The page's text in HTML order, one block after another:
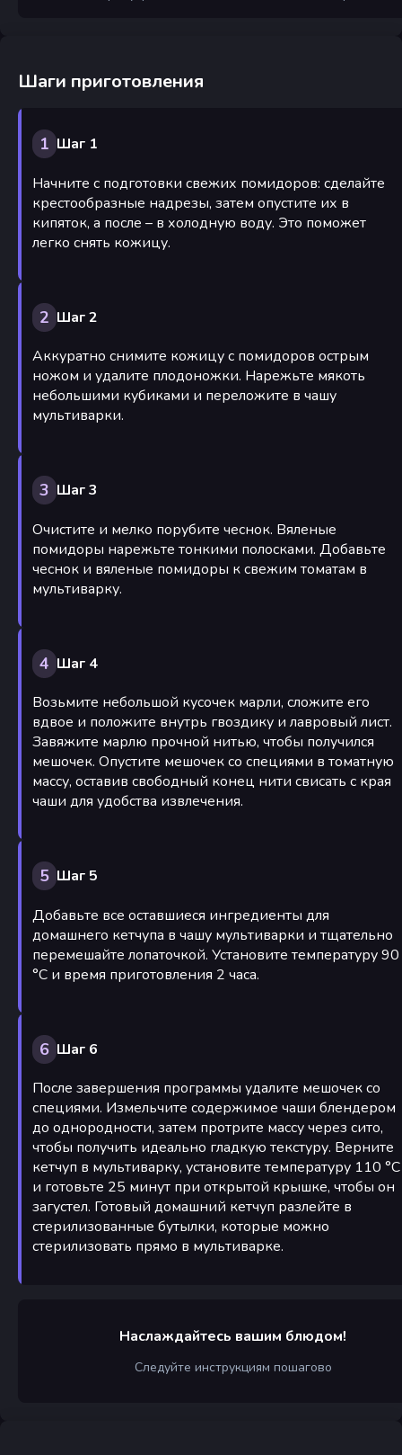
Шаги приготовления
1 Шаг 1
Начните с подготовки свежих помидоров: сделайте
крестообразные надрезы, затем опустите их в
кипяток, а после – в холодную воду. Это поможет
легко снять кожицу.
2 Шаг 2
Аккуратно снимите кожицу с помидоров острым
ножом и удалите плодоножки. Нарежьте мякоть
небольшими кубиками и переложите в чашу
мультиварки.
3 Шаг 3
Очистите и мелко порубите чеснок. Вяленые
помидоры нарежьте тонкими полосками. Добавьте
чеснок и вяленые помидоры к свежим томатам в
мультиварку.
4 Шаг 4
Возьмите небольшой кусочек марли, сложите его
вдвое и положите внутрь гвоздику и лавровый лист.
Завяжите марлю прочной нитью, чтобы получился
мешочек. Опустите мешочек со специями в томатную
массу, оставив свободный конец нити свисать с края
чаши для удобства извлечения.
5 Шаг 5
Добавьте все оставшиеся ингредиенты для
домашнего кетчупа в чашу мультиварки и тщательно
перемешайте лопаточкой. Установите температуру 90
°С и время приготовления 2 часа.
6 Шаг 6
После завершения программы удалите мешочек со
специями. Измельчите содержимое чаши блендером
до однородности, затем протрите массу через сито,
чтобы получить идеально гладкую текстуру. Верните
кетчуп в мультиварку, установите температуру 110 °С
и готовьте 25 минут при открытой крышке, чтобы он
загустел. Готовый домашний кетчуп разлейте в
стерилизованные бутылки, которые можно
стерилизовать прямо в мультиварке.
Наслаждайтесь вашим блюдом!
Следуйте инструкциям пошагово